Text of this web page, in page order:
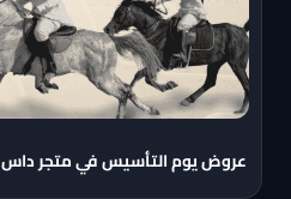
عروض يوم التأسيس في متجر داس